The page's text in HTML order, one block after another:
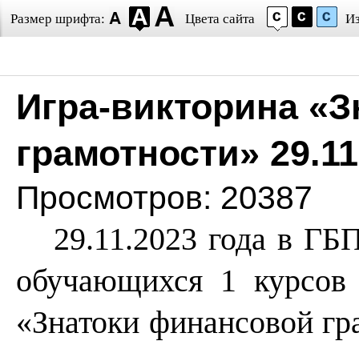
Размер шрифта: Цвета сайта
Игра-викторина
грамотности»
Просмотров: 20387
29.11.2023 года в
обучающихся 1 курсов
«Знатоки финансовой